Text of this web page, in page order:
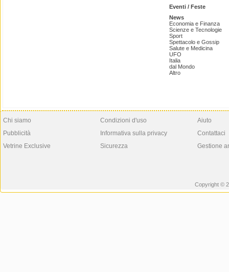
Eventi / Feste
News
Economia e Finanza
Scienze e Tecnologie
Sport
Spettacolo e Gossip
Salute e Medicina
UFO
Italia
dal Mondo
Altro
Chi siamo
Pubblicità
Vetrine Exclusive
Condizioni d'uso
Informativa sulla privacy
Sicurezza
Aiuto
Contattaci
Gestione
Copyright ©